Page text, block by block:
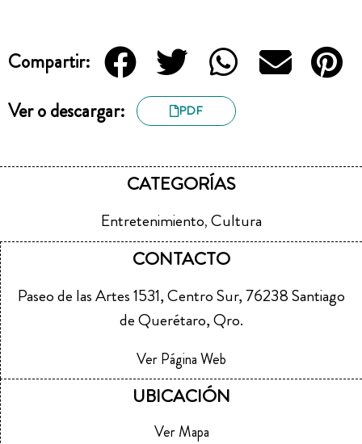
Compartir:
Ver o descargar:
PDF
CATEGORÍAS
Entretenimiento, Cultura
CONTACTO
Paseo de las Artes 1531, Centro Sur, 76238 Santiago
de Querétaro, Qro.
Ver Página Web
UBICACIÓN
Ver Mapa